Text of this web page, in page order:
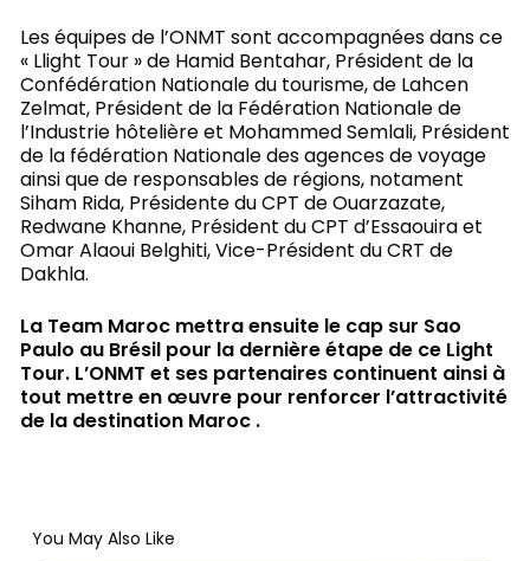
Les équipes de l’ONMT sont accompagnées dans ce
« Llight Tour » de Hamid Bentahar, Président de la
Confédération Nationale du tourisme, de Lahcen
Zelmat, Président de la Fédération Nationale de
l’Industrie hôtelière et Mohammed Semlali, Président
de la fédération Nationale des agences de voyage
ainsi que de responsables de régions, notament
Siham Rida, Présidente du CPT de Ouarzazate,
Redwane Khanne, Président du CPT d’Essaouira et
Omar Alaoui Belghiti, Vice-Président du CRT de
Dakhla.
La Team Maroc mettra ensuite le cap sur Sao
Paulo au Brésil pour la dernière étape de ce Light
Tour. L’ONMT et ses partenaires continuent ainsi à
tout mettre en œuvre pour renforcer l’attractivité
de la destination Maroc .
You May Also Like